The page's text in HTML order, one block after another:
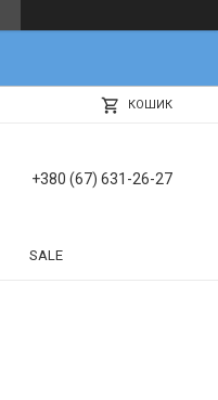
КОШИК
+380 (67) 631-26-27
SALE